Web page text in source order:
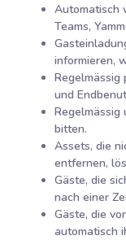
Automatisch
Teams,
informieren,
und
Regelmässig
bitten.
Assets, die
entfernen,
Gäste, die
nach einer
Gäste, die
automatisch